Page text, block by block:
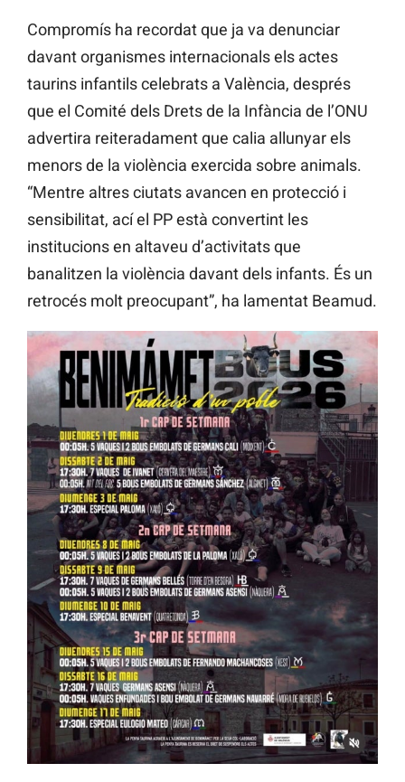
Compromís ha recordat que ja va denunciar
davant organismes internacionals els actes
taurins infantils celebrats a València, després
que el Comité dels Drets de la Infància de l’ONU
advertira reiteradament que calia allunyar els
menors de la violència exercida sobre animals.
“Mentre altres ciutats avancen en protecció i
sensibilitat, ací el PP està convertint les
institucions en altaveu d’activitats que
banalitzen la violència davant dels infants. És un
retrocés molt preocupant”, ha lamentat Beamud.